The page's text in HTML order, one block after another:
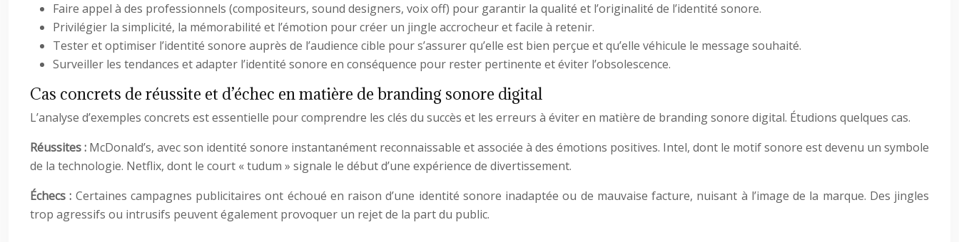
Faire appel à des professionnels (compositeurs, sound designers, voix off) pour garantir la qualité et l’originalité de l’identité sonore.
Privilégier la simplicité, la mémorabilité et l’émotion pour créer un jingle accrocheur et facile à retenir.
Tester et optimiser l’identité sonore auprès de l’audience cible pour s’assurer qu’elle est bien perçue et qu’elle véhicule le message souhaité.
Surveiller les tendances et adapter l’identité sonore en conséquence pour rester pertinente et éviter l’obsolescence.
Cas concrets de réussite et d’échec en matière de branding sonore digital
L’analyse d’exemples concrets est essentielle pour comprendre les clés du succès et les erreurs à éviter en matière de branding sonore digital. Étudions quelques cas.
Réussites : McDonald’s, avec son identité sonore instantanément reconnaissable et associée à des émotions positives. Intel, dont le motif sonore est devenu un symbole
de la technologie. Netflix, dont le court « tudum » signale le début d’une expérience de divertissement.
Échecs : Certaines campagnes publicitaires ont échoué en raison d’une identité sonore inadaptée ou de mauvaise facture, nuisant à l’image de la marque. Des jingles
trop agressifs ou intrusifs peuvent également provoquer un rejet de la part du public.